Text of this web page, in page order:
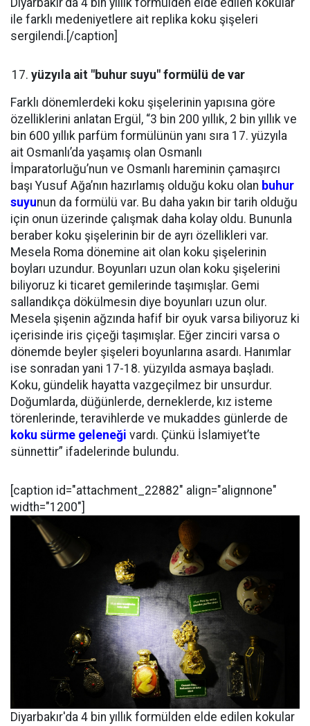
Diyarbakır'da 4 bin yıllık formülden elde edilen kokular
ile farklı medeniyetlere ait replika koku şişeleri
sergilendi.[/caption]
yüzyıla ait "buhur suyu" formülü de var
Farklı dönemlerdeki koku şişelerinin yapısına göre
özelliklerini anlatan Ergül, “3 bin 200 yıllık, 2 bin yıllık ve
bin 600 yıllık parfüm formülünün yanı sıra 17. yüzyıla
ait Osmanlı’da yaşamış olan Osmanlı
İmparatorluğu’nun ve Osmanlı hareminin çamaşırcı
başı Yusuf Ağa’nın hazırlamış olduğu koku olan buhur
suyunun da formülü var. Bu daha yakın bir tarih olduğu
için onun üzerinde çalışmak daha kolay oldu. Bununla
beraber koku şişelerinin bir de ayrı özellikleri var.
Mesela Roma dönemine ait olan koku şişelerinin
boyları uzundur. Boyunları uzun olan koku şişelerini
biliyoruz ki ticaret gemilerinde taşımışlar. Gemi
sallandıkça dökülmesin diye boyunları uzun olur.
Mesela şişenin ağzında hafif bir oyuk varsa biliyoruz ki
içerisinde iris çiçeği taşımışlar. Eğer zinciri varsa o
dönemde beyler şişeleri boyunlarına asardı. Hanımlar
ise sonradan yani 17-18. yüzyılda asmaya başladı.
Koku, gündelik hayatta vazgeçilmez bir unsurdur.
Doğumlarda, düğünlerde, derneklerde, kız isteme
törenlerinde, teravihlerde ve mukaddes günlerde de
koku sürme geleneği vardı. Çünkü İslamiyet’te
sünnettir” ifadelerinde bulundu.
[caption id="attachment_22882" align="alignnone"
width="1200"]
Diyarbakır'da 4 bin yıllık formülden elde edilen kokular